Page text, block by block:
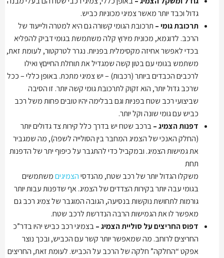
גדול וכבד יותר מאשר צמיגי מכוניות כביש.
תרכובת גומי – תרכובת הגומי קשורה גם היא למטרה ולייעוד של
הרכב. לדוגמא, מכונית מירוץ קלה משתמשת בגומי דביק להפליא
בכדי לאפשר אחיזה מקסימלית בפניות. נגרר לטרקטור, לעומת זאת,
משתמש בגומי עם בטון קשה שמגדיל את תוחלת החייםץ ואילו
לרכבים הכבדים ביותר (רכבות) – יש צמיגי מתכת. באופן כללי – ככל
שרכב גדול יותר, הוא זקוק לתרכובת גומי קשה יותר. זו הסיבה
שביצועי רכב שטח בפניות וגם בבלימה יהיו טובים פחות משל רכב
כביש עם גומי שונה וקל יותר.
דפנות הצמיג –ברכב שטח יש בדרך כלל קירות צד גדולים יותר
(החלק האנכי של הצמיג המחבר בין הסולייה לשפה), מה שמגביר
את גמישות הצמיג. ובמקביל כדי להתגבר על כיפוף יתר של הדפנות
תחת
משקלו הגדול יותר של רכב שטח, מהנדסיהצמיגיםמשתמשים
בגומי עבה יותר בקירות הצדדים של הצמיג. אף שדפנות עבות יותר
גורמות לתחושת נוקשות בנסיעה, הגובה המוגבר של צמיג רכב גם
מאפשר לו את הגמישות הרבה הנדרשת לרכב שטח.
דפוס החריצים על סוליית הצמיג –בצמיגי רכב כביש יהיו בדר”כ
החריצים לרוחב. מה שמאפשר יותר קשר עם הכביש, ובכך נוצר
אפקט “החלקה” חלקה של הרכב על הכביש. לעומת זאת, החריצים